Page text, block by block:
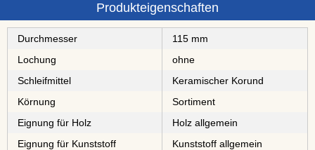
Produkteigenschaften
Durchmesser
115 mm
Lochung
ohne
Schleifmittel
⁠⁠⁠⁠⁠⁠Keramischer Korund
Körnung
Sortiment
Eignung für Holz
Holz allgemein
Eignung für Kunststoff
Kunststoff allgemein